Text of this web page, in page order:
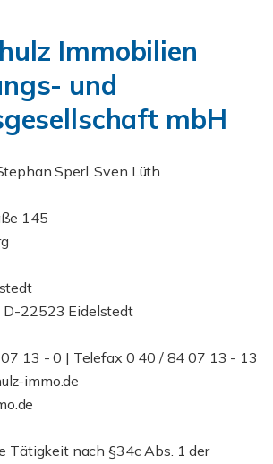
Immobilien
und
mbH
Sperl, Sven Lüth
145
D-22523 Eidelstedt
13 - 0 | Telefax 0 40 / 84 07 13 - 13
immo.de
Tätigkeit nach §34c Abs. 1 der